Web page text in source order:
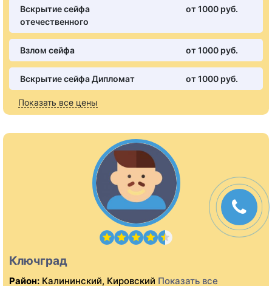
Вскрытие сейфа
отечественного
от 1000 pуб.
Взлом сейфа от 1000 pуб.
Вскрытие сейфа Дипломат от 1000 pуб.
Показать все цены
Ключград
Район: Калининский, Кировский Показать все